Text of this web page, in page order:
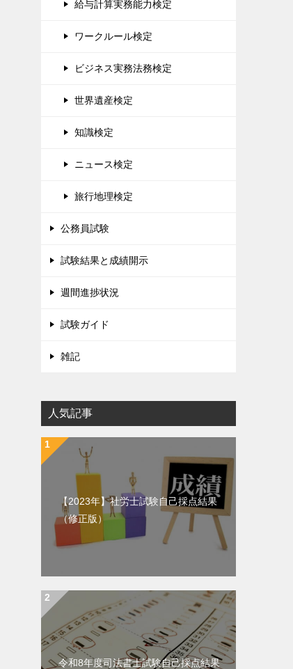
給与計算実務能力検定
ワークルール検定
ビジネス実務法務検定
世界遺産検定
知識検定
ニュース検定
旅行地理検定
公務員試験
試験結果と成績開示
週間進捗状況
試験ガイド
雑記
人気記事
【2023年】社労士試験自己採点結果
（修正版）
令和8年度司法書士試験自己採点結果